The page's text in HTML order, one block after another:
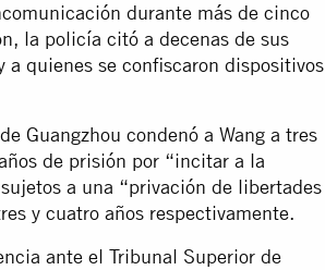
durante más de cinco
la policía citó a decenas de sus
quienes se confiscaron dispositivos
Guangzhou condenó a Wang a tres
de prisión por “incitar a la
a una “privación de libertades
y cuatro años respectivamente.
ante el Tribunal Superior de